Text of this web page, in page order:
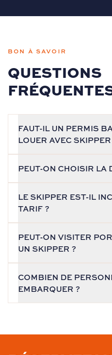
BON À SAVOIR
QUESTIONS
FAUT-IL UN PERMIS
LOUER AVEC
PEUT-ON CHOISIR LA
LE SKIPPER EST-IL
TARIF ?
PEUT-ON VISITER
UN SKIPPER ?
COMBIEN DE
EMBARQUER ?